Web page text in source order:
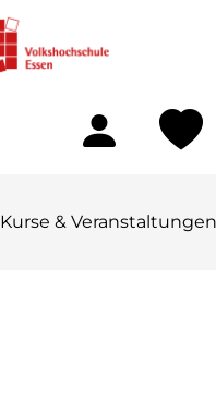
Kurse & Veranstaltungen